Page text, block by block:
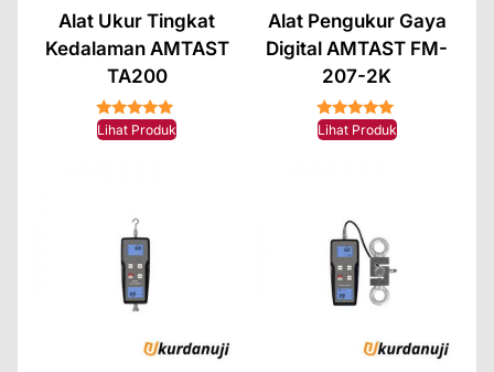
Alat Ukur Tingkat
Kedalaman AMTAST
TA200
★★★★★
Lihat Produk
Alat Pengukur Gaya
Digital AMTAST FM-
207-2K
★★★★★
Lihat Produk